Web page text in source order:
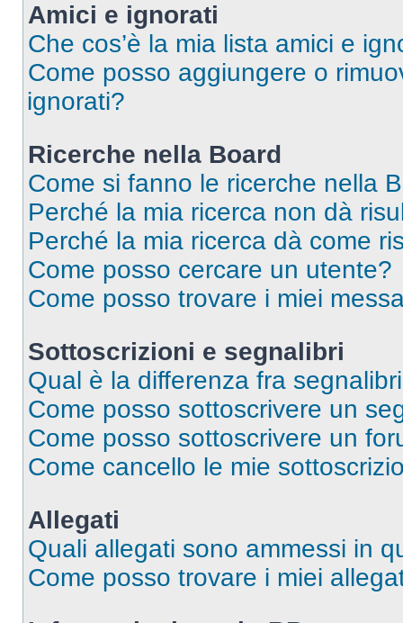
Amici e ignorati
Che cos’è la mia lista amici e
Come posso aggiungere o
ignorati?
Ricerche nella Board
Come si fanno le ricerche nella
Perché la mia ricerca non dà
Perché la mia ricerca dà come
Come posso cercare un utente?
Come posso trovare i miei
Sottoscrizioni e segnalibri
Qual è la differenza fra
Come posso sottoscrivere un
Come posso sottoscrivere un
Come cancello le mie
Allegati
Quali allegati sono ammessi in
Come posso trovare i miei